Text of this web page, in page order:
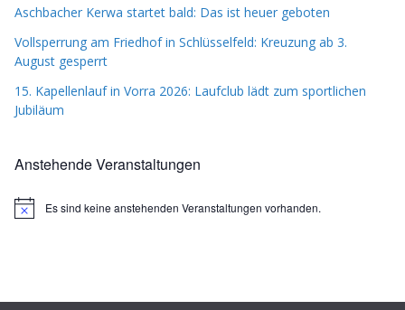
Aschbacher Kerwa startet bald: Das ist heuer geboten
Vollsperrung am Friedhof in Schlüsselfeld: Kreuzung ab 3.
August gesperrt
15. Kapellenlauf in Vorra 2026: Laufclub lädt zum sportlichen
Jubiläum
Anstehende Veranstaltungen
H
s
Es sind keine anstehenden Veranstaltungen vorhanden.